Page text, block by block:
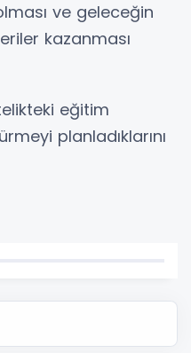
ve geleceğin
kazanması
eğitim
planladıklarını